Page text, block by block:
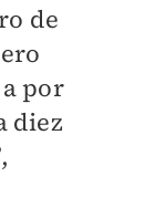
de
por
diez